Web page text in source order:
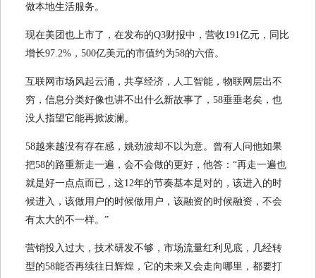
做本地生活服务。
现在美团也上市了，在发布的Q3财报中，营收191亿元，同比
增长97.2%，500亿美元的市值约为58的六倍。
互联网市场风起云涌，共享经济，人工智能，物联网层出不
穷，信息分类好像也讲不出什么新故事了，58垂垂老矣，也
没人指望它能再掀波澜。
58越来越没有存在感，姚劲波却不以为意。曾有人问他如果
把58的路重新走一遍，会不会做的更好，他答：“再走一遍也
就是好一点点而已，这12年的节奏基本是对的，该进入的时
候进入，该做用户的时候做用户，该融资的时候融资，不会
有太大的不一样。”
营销投入过大，技术研发不够，市场流量红利见底，几经转
型的58能否再续往日辉煌，它的未来又会走向哪里，都要打